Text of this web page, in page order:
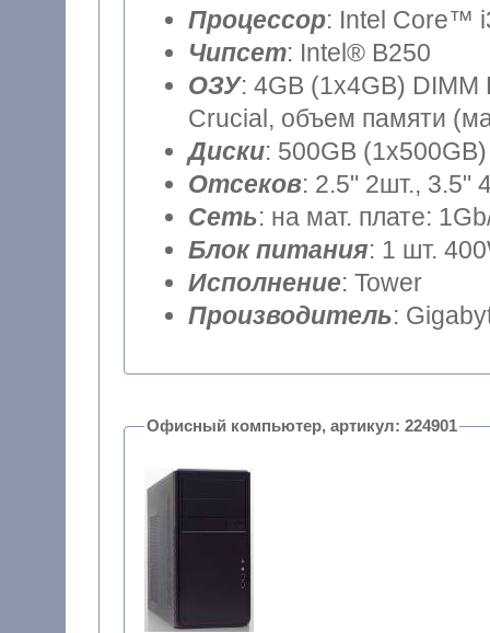
Процессор: Intel Core™
Чипсет: Intel® B250
ОЗУ: 4GB (1x4GB) DIMM DDR4 (частота шины 2400MHz)
Crucial, объем памяти
Диски: 500GB
Отсеков: 2.5" 2шт., 3.5"
Сеть: на мат. плате:
Блок питания: 1 шт.
Исполнение: Tower
Производитель:
Офисный компьютер, артикул: 224901